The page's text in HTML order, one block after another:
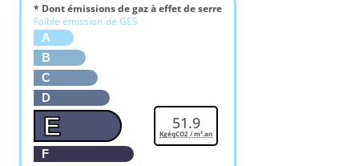
* Dont émissions de gaz à effet de serre
Faible émission de GES
A
B
C
D
E
F
51.9
KgéqCO2 / m².an